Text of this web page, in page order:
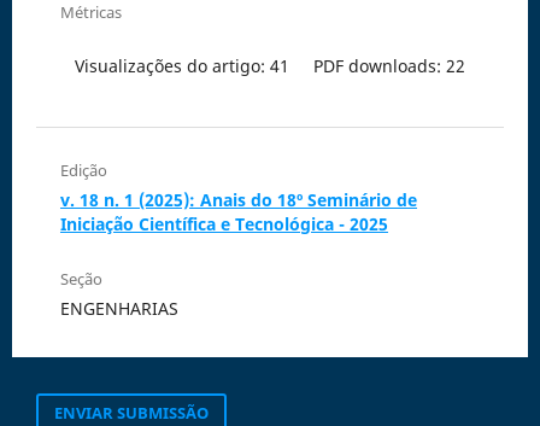
Métricas
Visualizações do artigo: 41 PDF downloads: 22
Edição
v. 18 n. 1 (2025): Anais do 18º Seminário de
Iniciação Científica e Tecnológica - 2025
Seção
ENGENHARIAS
ENVIAR SUBMISSÃO